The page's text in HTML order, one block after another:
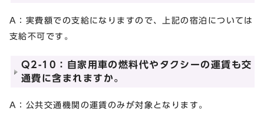
A：実費額での支給になりますので、上記の宿泊については
支給不可です。
Q2-10：自家用車の燃料代やタクシーの運賃も交
通費に含まれますか。
A：公共交通機関の運賃のみが対象となります。